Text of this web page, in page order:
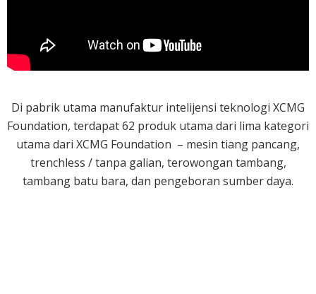
Di pabrik utama manufaktur intelijensi teknologi XCMG
Foundation, terdapat 62 produk utama dari lima kategori
utama dari XCMG Foundation – mesin tiang pancang,
trenchless / tanpa galian, terowongan tambang,
tambang batu bara, dan pengeboran sumber daya.